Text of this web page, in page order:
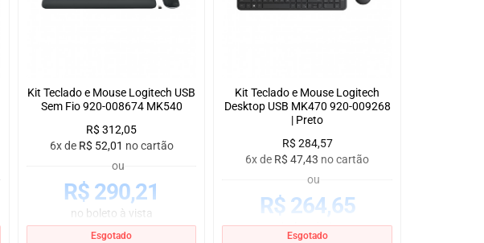
Kit Teclado e Mouse Logitech USB
Sem Fio 920-008674 MK540
R$ 312,05
6x de R$ 52,01 no cartão
ou
R$ 290,21
no boleto à vista
Esgotado
Kit Teclado e Mouse Logitech
Desktop USB MK470 920-009268
| Preto
R$ 284,57
6x de R$ 47,43 no cartão
ou
R$264,65
no boleto à vista
Esgotado